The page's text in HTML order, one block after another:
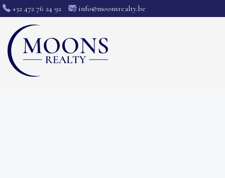
+32 472 76 24 92 info@moonsrealty.be